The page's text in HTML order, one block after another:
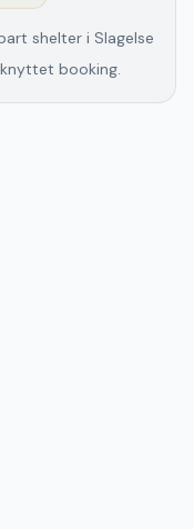
shelter i Slagelse
booking.